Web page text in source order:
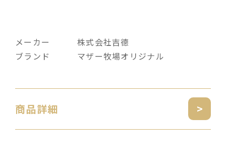
メーカー
株式会社吉德
ブランド
マザー牧場オリジナル
商品詳細